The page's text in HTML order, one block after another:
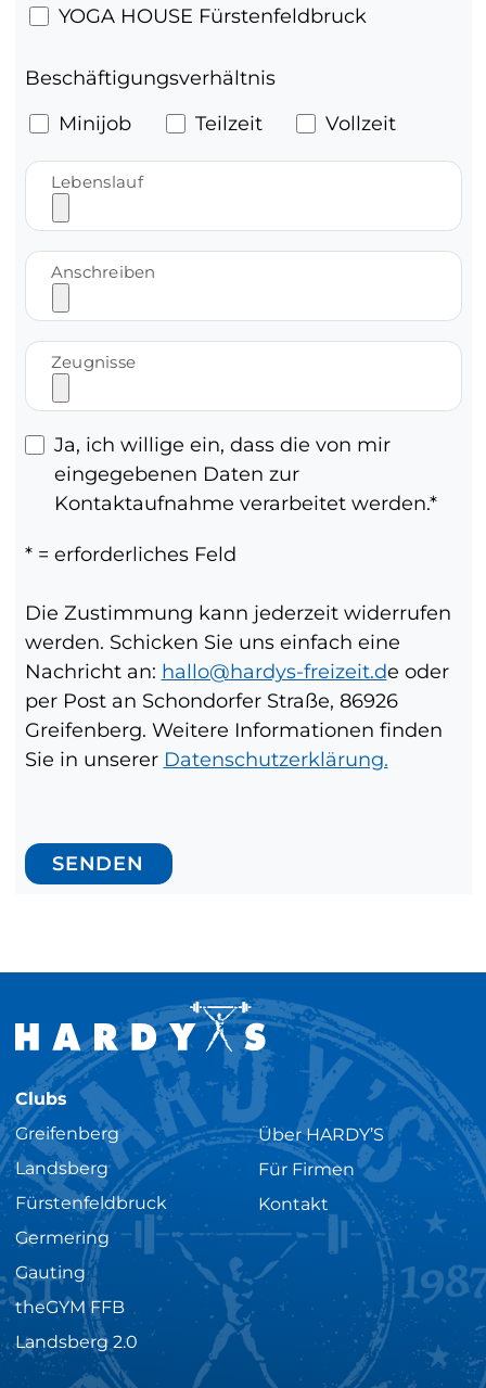
YOGA HOUSE Fürstenfeldbruck
Beschäftigungsverhältnis
Minijob
Teilzeit Vollzeit
Lebenslauf
Anschreiben
Zeugnisse
Ja, ich willige ein, dass die von mir
eingegebenen Daten zur
Kontaktaufnahme verarbeitet werden.
* = erforderliches Feld
Die Zustimmung kann jederzeit widerrufen
werden. Schicken Sie uns einfach eine
Nachricht an: hallo@hardys-freizeit.de oder
per Post an Schondorfer Straße, 86926
Greifenberg. Weitere Informationen finden
Sie in unserer Datenschutzerklärung.
SENDEN
Clubs
Greifenberg
Landsberg
Fürstenfeldbruck
Germering
Gauting
theGYM FFB
Landsberg 2.0
Über HARDY’S
Für Firmen
Kontakt